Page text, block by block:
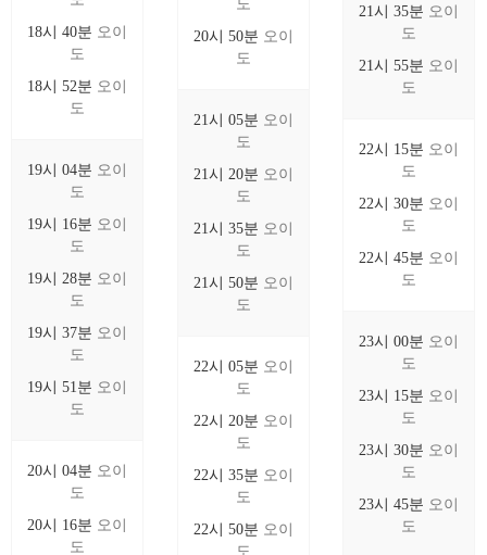
18시 40분 오이
도
18시 52분 오이
도
19시 04분 오이
도
19시 16분 오이
도
19시 28분 오이
도
19시 37분 오이
도
19시 51분 오이
도
20시 04분 오이
도
20시 16분 오이
도
도
20시 50분 오이
도
21시 05분 오이
도
21시 20분 오이
도
21시 35분 오이
도
21시 50분 오이
도
22시 05분 오이
도
22시 20분 오이
도
22시 35분 오이
도
22시 50분 오이
도
21시 35분 오이
도
21시 55분 오이
도
22시 15분 오이
도
22시 30분 오이
도
22시 45분 오이
도
23시 00분 오이
도
23시 15분 오이
도
23시 30분 오이
도
23시 45분 오이
도